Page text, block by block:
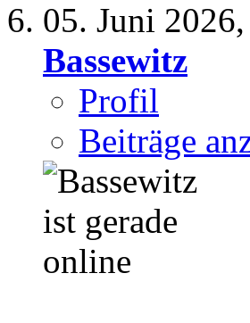
05. Juni 2026,
Bassewitz
Profil
Beiträge